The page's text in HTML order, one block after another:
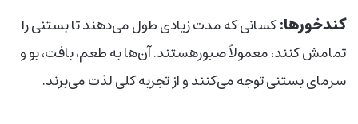
کندخورها:کسانی که مدت زیادی طول می‌دهند تا بستنی را
تمامش کنند، معمولاً صبورهستند. آن‌ها به طعم، بافت، بو و
سرمای بستنی توجه می‌کنند و از تجربه کلی لذت می‌برند.